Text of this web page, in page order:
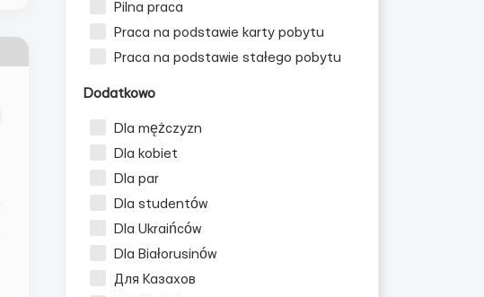
Pilna praca
Praca na podstawie karty pobytu
Praca na podstawie stałego pobytu
Dodatkowo
Dla mężczyzn
Dla kobiet
Dla par
Dla studentów
Dla Ukraińców
Dla Białorusinów
Для Казахов